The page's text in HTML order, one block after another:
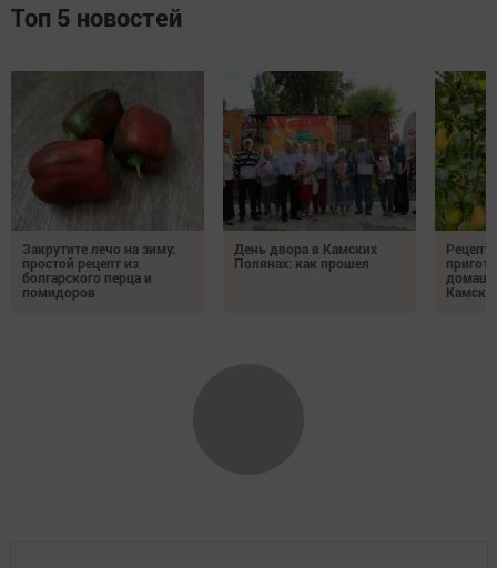
Топ 5 новостей
Закрутите лечо на зиму:
простой рецепт из
болгарского перца и
помидоров
День двора в Камских
Полянах: как прошел